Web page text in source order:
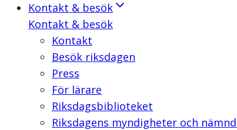
Kontakt & besök
Kontakt & besök
Kontakt
Besök riksdagen
Press
För lärare
Riksdagsbiblioteket
Riksdagens myndigheter och